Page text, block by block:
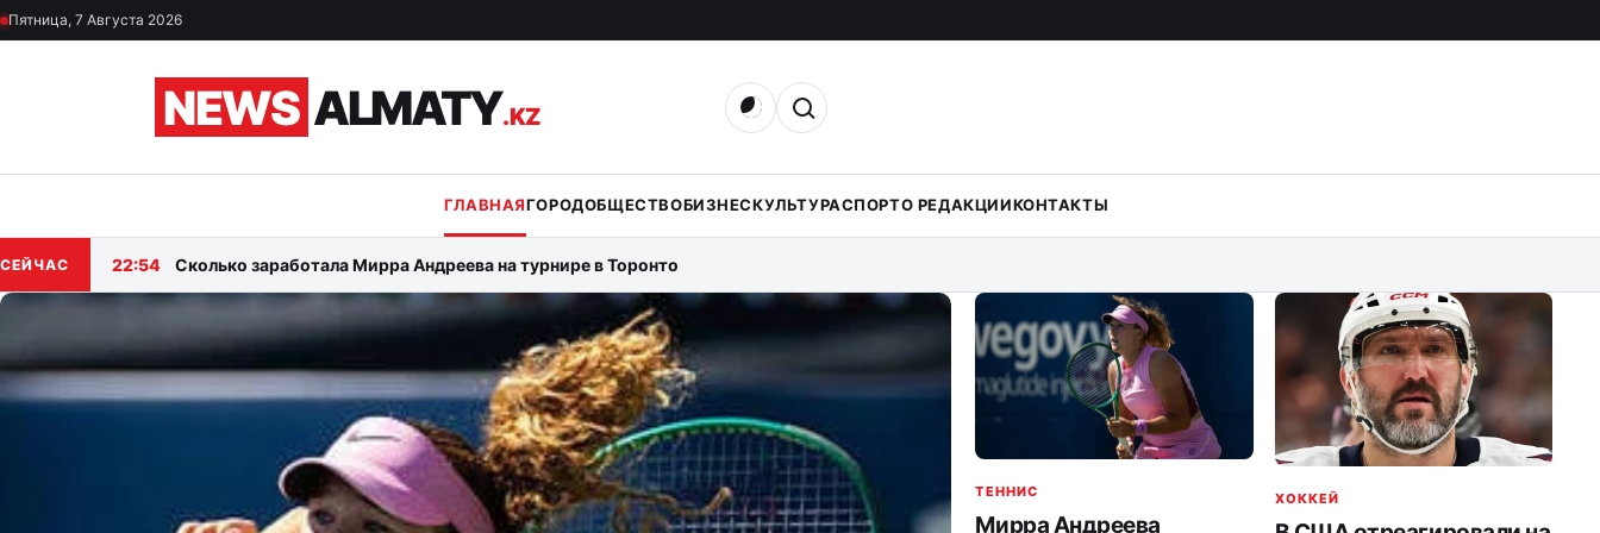
Перейти к материалам
Пятница, 7 Августа 2026
NEWS ALMATY.KZ
Открыть поиск
ГЛАВНАЯГОРОДОБЩЕСТВОБИЗНЕСКУЛЬТУРАСПОРТО РЕДАКЦИИКОНТАКТЫ
СЕЙЧАС 22:54 Cколько заработала Мирра Андреева на турнире в Торонто
ТЕННИС
Мирра Андреева
ХОККЕЙ